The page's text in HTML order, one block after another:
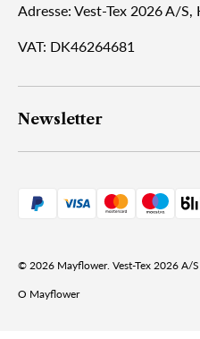
Adresse: Vest-Tex 2026 A/
VAT: DK46264681
Newsletter
© 2026 Mayflower. Vest-Tex 2026 A/
O Mayflower